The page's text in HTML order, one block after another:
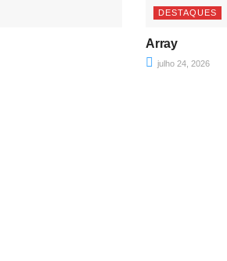
DESTAQUES
Array
julho 24, 2026